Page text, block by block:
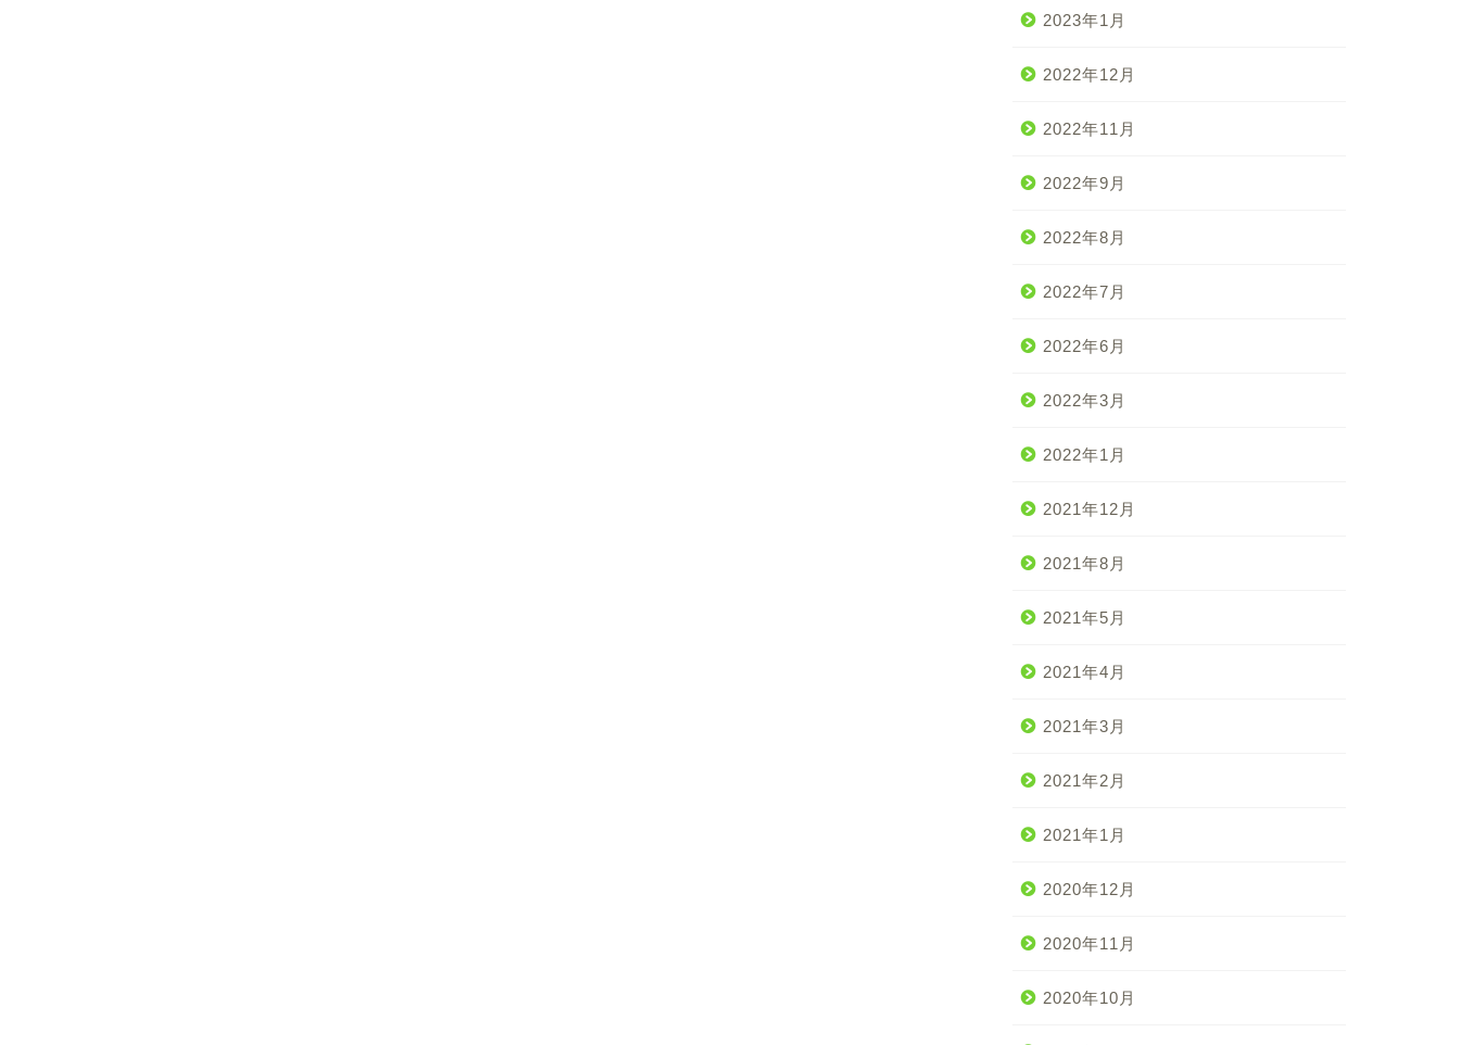
2023年1月
2022年12月
2022年11月
2022年9月
2022年8月
2022年7月
2022年6月
2022年3月
2022年1月
2021年12月
2021年8月
2021年5月
2021年4月
2021年3月
2021年2月
2021年1月
2020年12月
2020年11月
2020年10月